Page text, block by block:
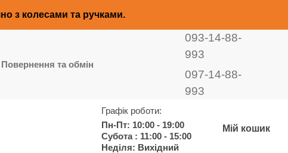
з колесами та ручками.
Повернення та обмін
093-14-88-
993
097-14-88-
993
Графік роботи:
Пн-Пт: 10:00 - 19:00
Субота : 11:00 - 15:00
Неділя: Вихідний
Мій кошик